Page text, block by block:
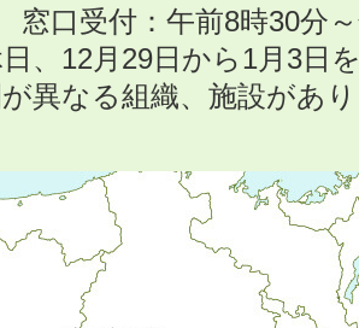
窓口受付：午前8時30分
日、12月29日から1月3日
異なる組織、施設があ